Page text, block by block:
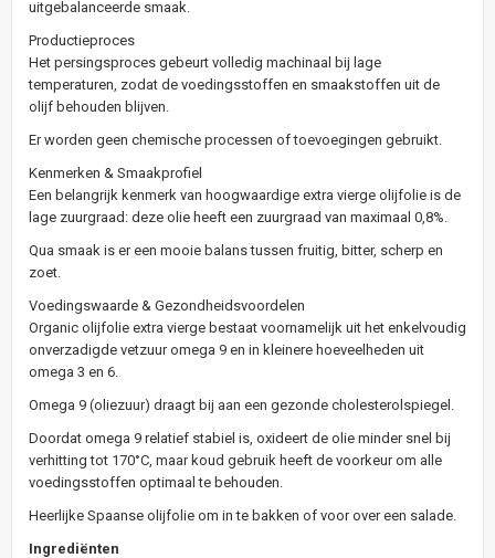
uitgebalanceerde smaak.
Productieproces
Het persingsproces gebeurt volledig machinaal bij lage
temperaturen, zodat de voedingsstoffen en smaakstoffen uit de
olijf behouden blijven.
Er worden geen chemische processen of toevoegingen gebruikt.
Kenmerken & Smaakprofiel
Een belangrijk kenmerk van hoogwaardige extra vierge olijfolie is de
lage zuurgraad: deze olie heeft een zuurgraad van maximaal 0,8%.
Qua smaak is er een mooie balans tussen fruitig, bitter, scherp en
zoet.
Voedingswaarde & Gezondheidsvoordelen
Organic olijfolie extra vierge bestaat voornamelijk uit het enkelvoudig
onverzadigde vetzuur omega 9 en in kleinere hoeveelheden uit
omega 3 en 6.
Omega 9 (oliezuur) draagt bij aan een gezonde cholesterolspiegel.
Doordat omega 9 relatief stabiel is, oxideert de olie minder snel bij
verhitting tot 170°C, maar koud gebruik heeft de voorkeur om alle
voedingsstoffen optimaal te behouden.
Heerlijke Spaanse olijfolie om in te bakken of voor over een salade.
Ingrediënten